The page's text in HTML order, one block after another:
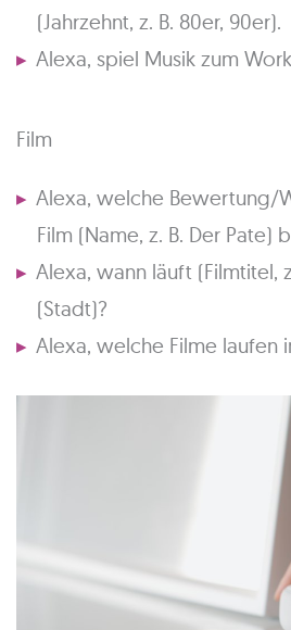
(Jahrzehnt, z. B. 80er, 90er).
Alexa, spiel Musik zum
Film
Alexa, welche Bewertung/
Film (Name, z. B. Der Pate)
Alexa, wann läuft (Filmtitel,
(Stadt)?
Alexa, welche Filme laufen